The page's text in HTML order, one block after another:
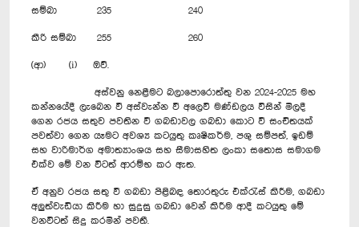
සම්බා 235 240
කීරි සම්බා 255 260
(ආ) (i) ඔව්.
අස්වනු නෙළීමට බලාපොරොත්තු වන 2024-2025 මහ
කන්නයේදී ලැබෙන වී අස්වැන්න වී අලෙවි මණ්ඩලය විසින් මිලදී
ගෙන රජය සතුව පවතින වී ගබඩාවල ගබඩා කොට වී සංචිතයක්
පවත්වා ගෙන යෑමට අවශ්‍ය කටයුතු කෘෂිකර්ම, පශු සම්පත්, ඉඩම්
සහ වාරිමාර්ග අමාත්‍යාංශය සහ සීමාසහිත ලංකා සතොස සමාගම
එක්ව මේ වන විටත් ආරම්භ කර ඇත.
ඒ අනුව රජය සතු වී ගබඩා පිළිබඳ තොරතුරු එක්රැස් කිරීම, ගබඩා
අලුත්වැඩියා කිරීම හා සුදුසු ගබඩා වෙන් කිරීම ආදී කටයුතු මේ
වනවිටත් සිදු කරමින් පවතී.